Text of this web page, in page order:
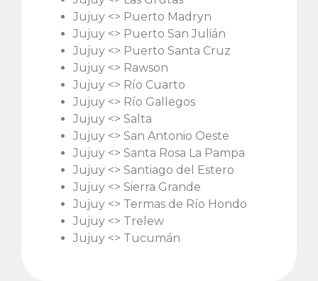
Jujuy <> Puerto Madryn
Jujuy <> Puerto San Julián
Jujuy <> Puerto Santa Cruz
Jujuy <> Rawson
Jujuy <> Río Cuarto
Jujuy <> Río Gallegos
Jujuy <> Salta
Jujuy <> San Antonio Oeste
Jujuy <> Santa Rosa La Pampa
Jujuy <> Santiago del Estero
Jujuy <> Sierra Grande
Jujuy <> Termas de Río Hondo
Jujuy <> Trelew
Jujuy <> Tucumán